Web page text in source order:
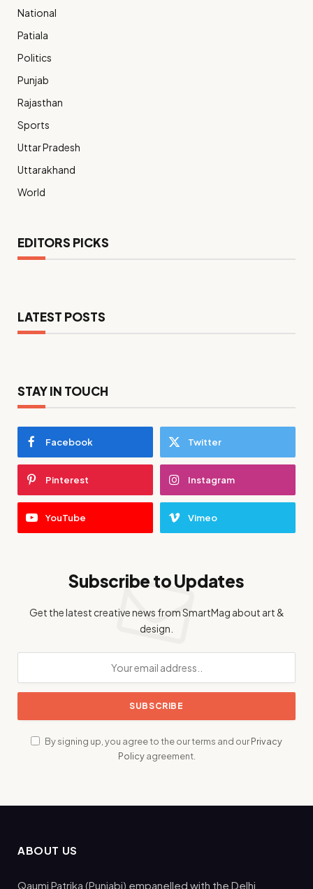
National
Patiala
Politics
Punjab
Rajasthan
Sports
Uttar Pradesh
Uttarakhand
World
EDITORS PICKS
LATEST POSTS
STAY IN TOUCH
Facebook Twitter
Pinterest Instagram
YouTube Vimeo
Subscribe to Updates
Get the latest creative news from SmartMag about art &
design.
By signing up, you agree to the our terms and ourPrivacy
Policyagreement.
ABOUT US
Qaumi Patrika (Punjabi) empanelled with the Delhi